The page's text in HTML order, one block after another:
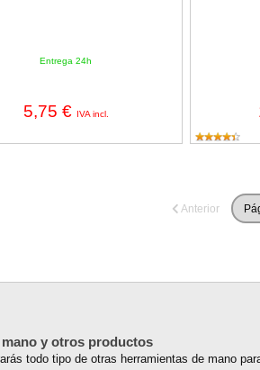
Entrega 24h
5,75 € IVA incl.
Anterior
y otros productos
todo tipo de otras herramientas de mano